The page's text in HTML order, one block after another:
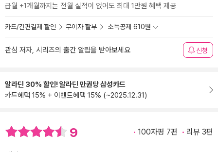
급월 +1개월까지는 전월 실적이 없어도 최대 1만원 혜택 제공
카드/간편결제 할인 무이자 할부 소득공제 610원
관심 저자, 시리즈의 출간 알림을 받아보세요 신청
알라딘 30% 할인! 알라딘 만권당 삼성카드
카드혜택 15% + 이벤트혜택 15% (~2025.12.31)
9 100자평 7편 리뷰 3편